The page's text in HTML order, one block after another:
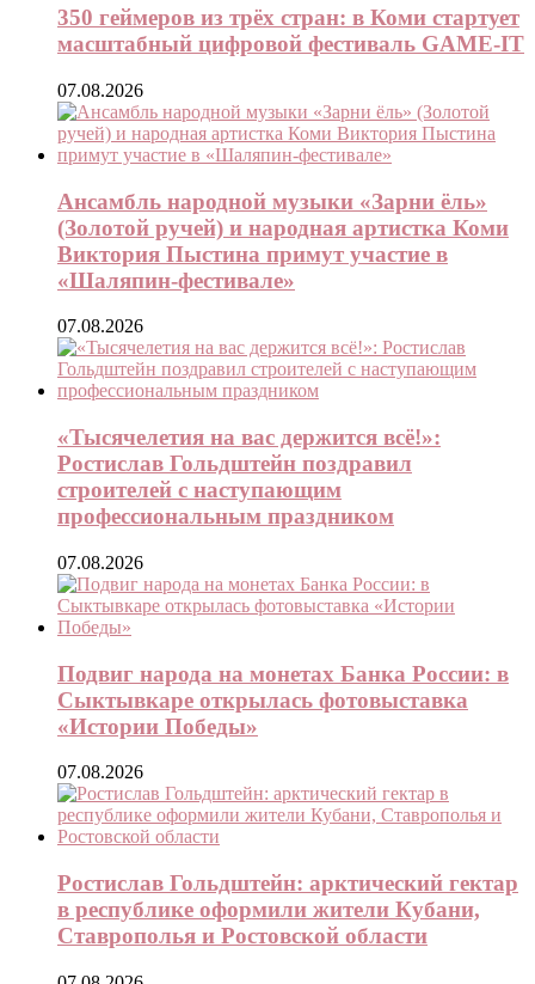
350 геймеров из трёх стран: в Коми стартует
масштабный цифровой фестиваль GAME-IT
07.08.2026
Ансамбль народной музыки «Зарни ёль»
(Золотой ручей) и народная артистка Коми
Виктория Пыстина примут участие в
«Шаляпин-фестивале»
07.08.2026
«Тысячелетия на вас держится всё!»:
Ростислав Гольдштейн поздравил
строителей с наступающим
профессиональным праздником
07.08.2026
Подвиг народа на монетах Банка России: в
Сыктывкаре открылась фотовыставка
«Истории Победы»
07.08.2026
Ростислав Гольдштейн: арктический гектар
в республике оформили жители Кубани,
Ставрополья и Ростовской области